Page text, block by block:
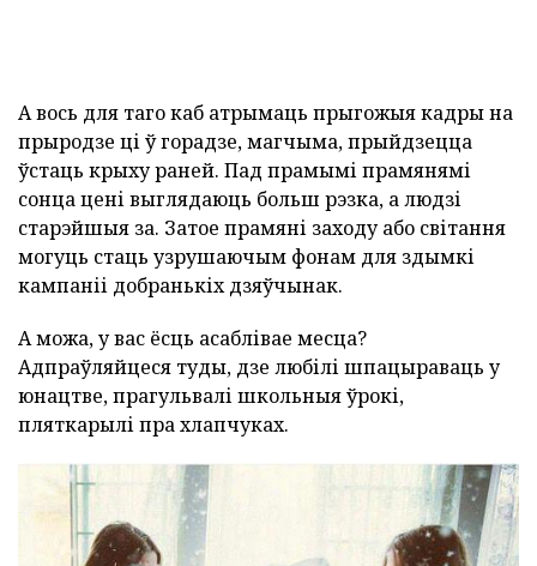
А вось для таго каб атрымаць прыгожыя кадры на
прыродзе ці ў горадзе, магчыма, прыйдзецца
ўстаць крыху раней. Пад прамымі прамянямі
сонца цені выглядаюць больш рэзка, а людзі
старэйшыя за. Затое прамяні заходу або світання
могуць стаць узрушаючым фонам для здымкі
кампаніі добранькіх дзяўчынак.
А можа, у вас ёсць асаблівае месца?
Адпраўляйцеся туды, дзе любілі шпацыраваць у
юнацтве, прагульвалі школьныя ўрокі,
пляткарылі пра хлапчуках.